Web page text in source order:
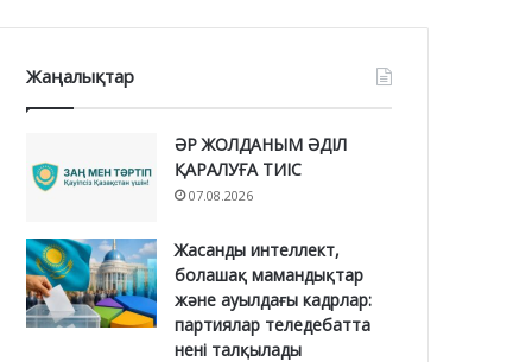
Жаңалықтар
ӘР ЖОЛДАНЫМ ӘДІЛ
ҚАРАЛУҒА ТИІС
07.08.2026
Жасанды интеллект,
болашақ мамандықтар
және ауылдағы кадрлар:
партиялар теледебатта
нені талқылады